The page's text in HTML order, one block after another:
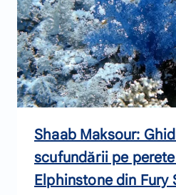
Shaab Maksour:
scufundării pe
Elphinstone din Fury